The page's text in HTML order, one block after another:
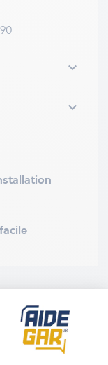

